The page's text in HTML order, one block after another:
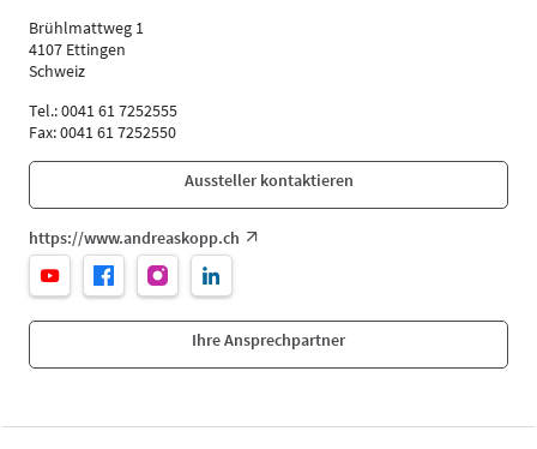
Brühlmattweg 1
4107 Ettingen
Schweiz
Tel.: 0041 61 7252555
Fax: 0041 61 7252550
Aussteller kontaktieren
https://www.andreaskopp.ch
Ihre Ansprechpartner